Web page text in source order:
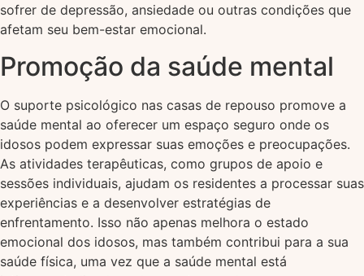
sofrer de depressão, ansiedade ou outras condições que
afetam seu bem-estar emocional.
Promoção da saúde mental
O suporte psicológico nas casas de repouso promove a
saúde mental ao oferecer um espaço seguro onde os
idosos podem expressar suas emoções e preocupações.
As atividades terapêuticas, como grupos de apoio e
sessões individuais, ajudam os residentes a processar suas
experiências e a desenvolver estratégias de
enfrentamento. Isso não apenas melhora o estado
emocional dos idosos, mas também contribui para a sua
saúde física, uma vez que a saúde mental está